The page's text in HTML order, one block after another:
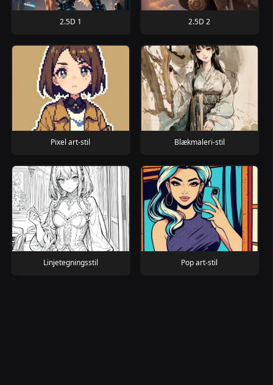
2.5D 1 2.5D 2
Pixel art-stil Blækmaleri-stil
Linjetegningsstil Pop art-stil